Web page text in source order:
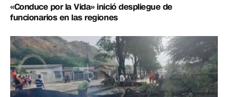
«Conduce por la Vida» inició despliegue de
funcionarios en las regiones